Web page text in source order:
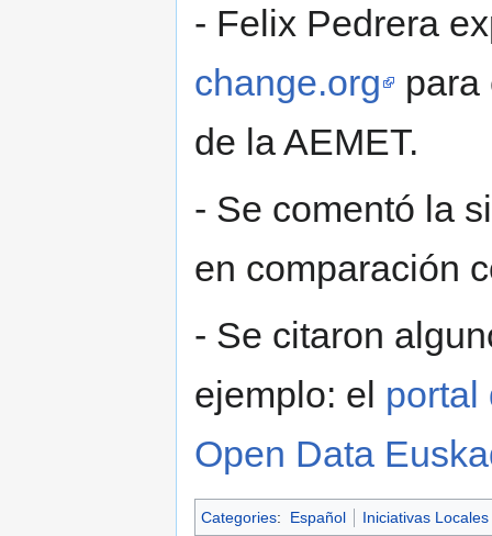
- Felix Pedrera
change.org
para
de la AEMET.
- Se comentó la
en comparación
- Se citaron
ejemplo: el portal
Open Data
Categories: Español Iniciativas Locales